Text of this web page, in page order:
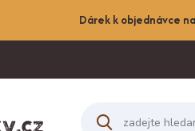
Dárek k objednávce